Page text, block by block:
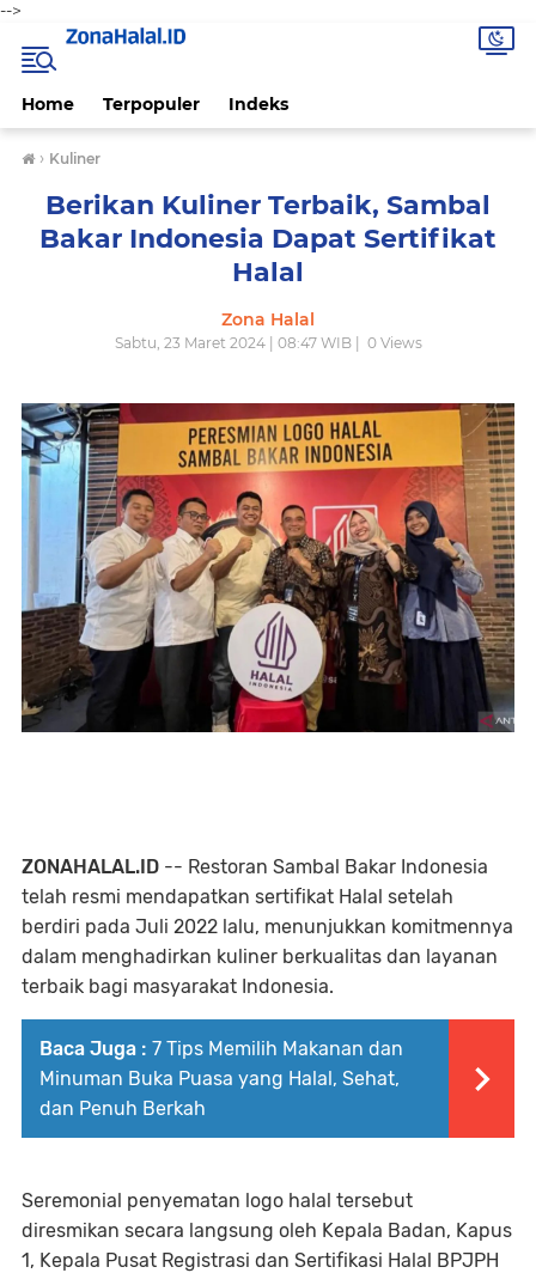
-->
Home Terpopuler Indeks
› Kuliner
Berikan Kuliner Terbaik, Sambal
Bakar Indonesia Dapat Sertifikat
Halal
Zona Halal
Sabtu, 23 Maret 2024 | 08:47 WIB | 0Views
ZONAHALAL.ID -- Restoran Sambal Bakar Indonesia
telah resmi mendapatkan sertifikat Halal setelah
berdiri pada Juli 2022 lalu, menunjukkan komitmennya
dalam menghadirkan kuliner berkualitas dan layanan
terbaik bagi masyarakat Indonesia.
Baca Juga : 7 Tips Memilih Makanan dan
Minuman Buka Puasa yang Halal, Sehat,
dan Penuh Berkah
Seremonial penyematan logo halal tersebut
diresmikan secara langsung oleh Kepala Badan, Kapus
1, Kepala Pusat Registrasi dan Sertifikasi Halal BPJPH